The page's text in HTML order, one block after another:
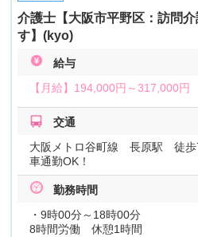
介護士【大阪市平野区：訪問
す】(kyo)
給与
【月給】 194,000円～317,000円
交通
大阪メトロ谷町線 長原駅 徒歩
車通勤OK！
勤務時間
・9時00分～18時00分
8時間労働 休憩1時間